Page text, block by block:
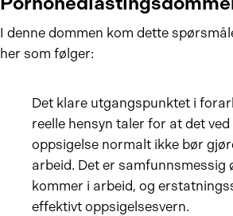
I denne dommen kom dette
her som følger:
Det klare utgangspunktet i
reelle hensyn taler for at det
oppsigelse normalt ikke bør
arbeid. Det er
kommer i arbeid, og
effektivt oppsigelsesvern.